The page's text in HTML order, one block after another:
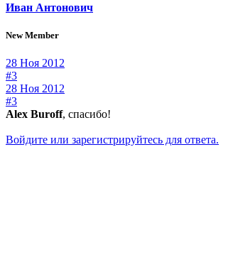
Иван Антонович
New Member
28 Ноя 2012
#3
28 Ноя 2012
#3
Alex Buroff, спасибо!
Войдите или зарегистрируйтесь для ответа.